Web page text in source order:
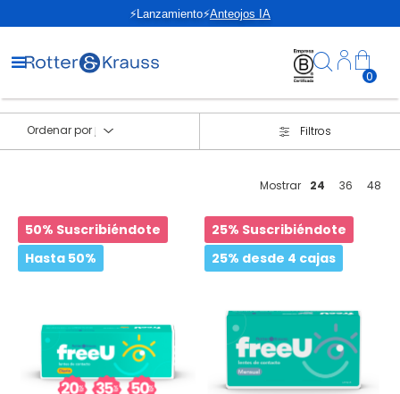
⚡Lanzamiento⚡Anteojos IA
0
Ordenar por Filtros
Mostrar 24 36 48
50% Suscribiéndote
Hasta 50%
25% Suscribiéndote
25% desde 4 cajas